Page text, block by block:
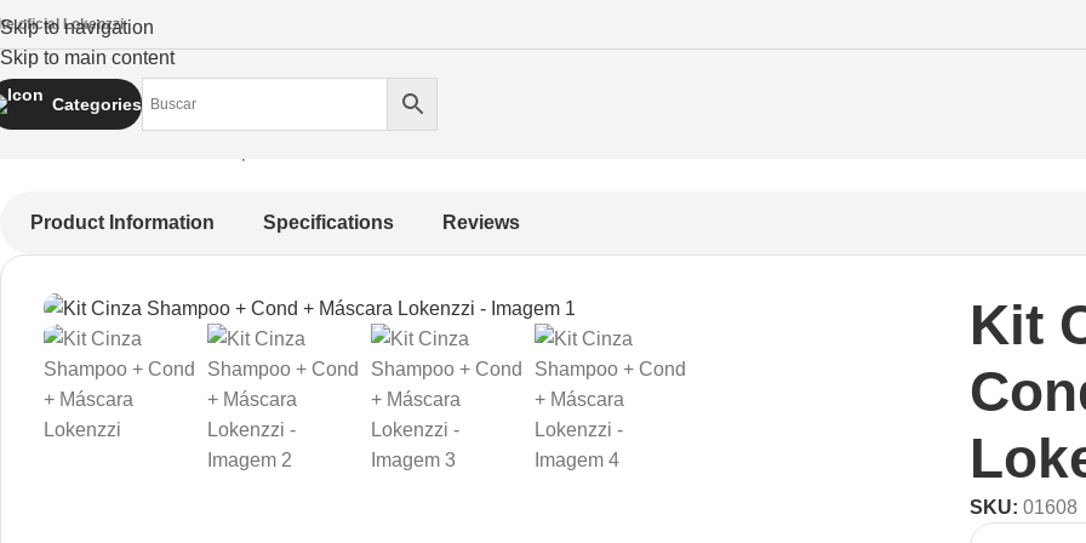
Skip to navigation
Skip to main content
oficial Lokenzzi
Categories
Product Information Specifications Reviews
Kit
SKU:01608